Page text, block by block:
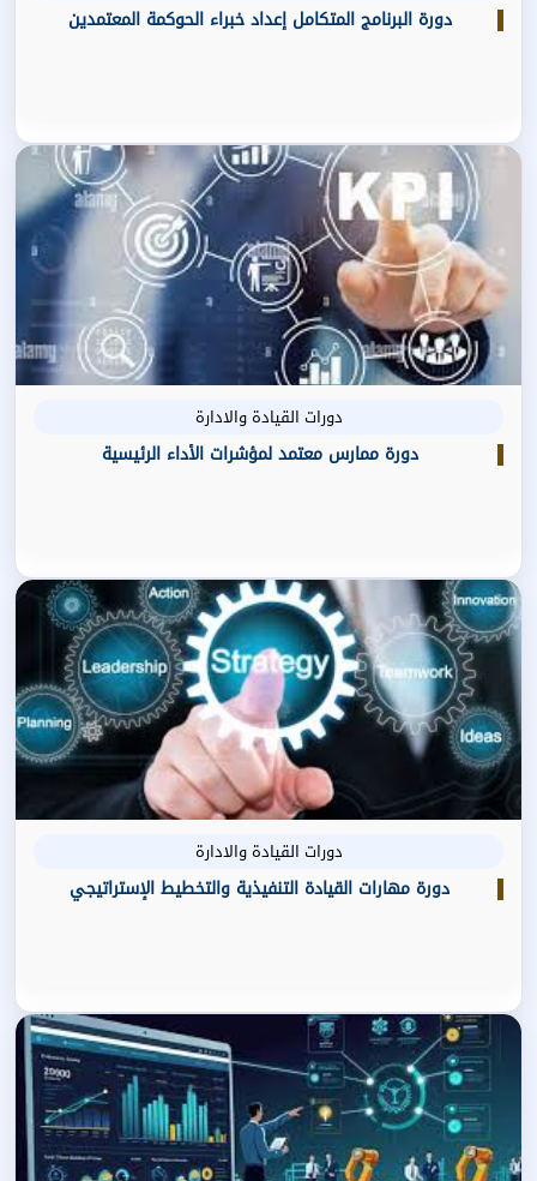
دورة البرنامج المتكامل إعداد خبراء الحوكمة المعتمدين
دورات القيادة والادارة
دورة ممارس معتمد لمؤشرات الأداء الرئيسية
دورات القيادة والادارة
دورة مهارات القيادة التنفيذية والتخطيط الإستراتيجي